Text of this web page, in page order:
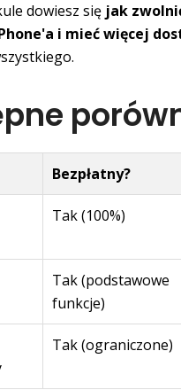
dowiesz się jak
i mieć więcej
Bezpłatny?
Tak (100%)
Tak (podstawowe
funkcje)
Tak (ograniczone)